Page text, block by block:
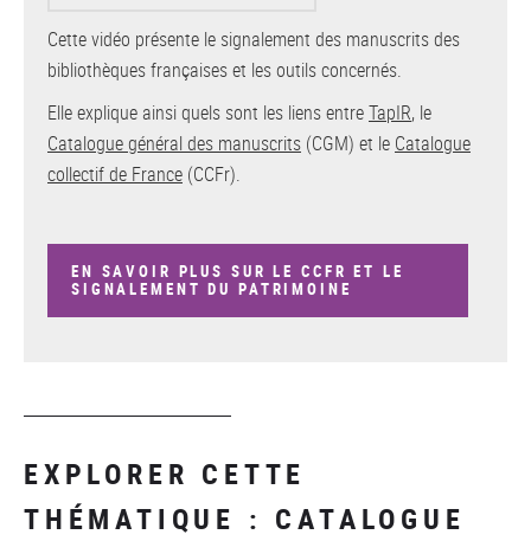
Cette vidéo présente le signalement des manuscrits des
bibliothèques françaises et les outils concernés.
Elle explique ainsi quels sont les liens entreTapIR, le
Catalogue général des manuscrits (CGM) et le Catalogue
collectif de France (CCFr).
EN SAVOIR PLUS SUR LE CCFR ET LE
SIGNALEMENT DU PATRIMOINE
EXPLORER CETTE
THÉMATIQUE : CATALOGUE